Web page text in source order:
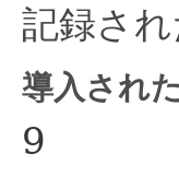
記録さ
導入され
9